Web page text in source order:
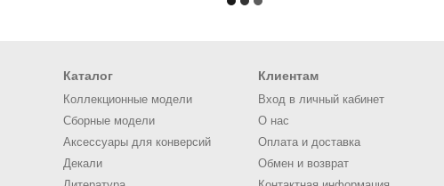
Каталог
Коллекционные модели
Сборные модели
Аксессуары для конверсий
Декали
Клиентам
Вход в личный кабинет
О нас
Оплата и доставка
Обмен и возврат